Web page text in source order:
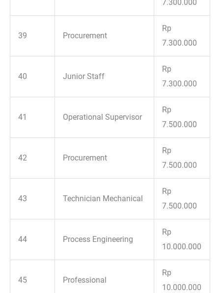
7.300.000
39 Procurement
Rp
7.300.000
40 Junior Staff
Rp
7.300.000
41 Operational Supervisor
Rp
7.500.000
42 Procurement
Rp
7.500.000
43 Technician Mechanical
Rp
7.500.000
44 Process Engineering
Rp
10.000.000
45 Professional
Rp
10.000.000